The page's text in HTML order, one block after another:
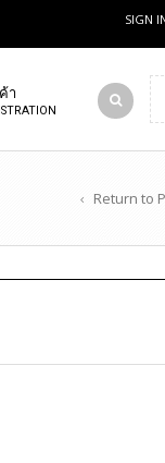
SIGN
า
Return to